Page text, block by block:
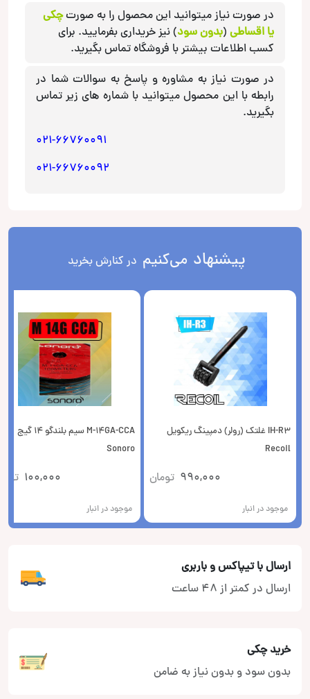
در صورت نیاز میتوانید این محصول را به صورتچکی
یا اقساطی (بدون سود) نیز خریداری بفرمایید. برای
کسب اطلاعات بیشتر با فروشگاه تماس بگیرید.
در صورت نیاز به مشاوره و پاسخ به سوالات شما در
رابطه با این محصول میتوانید با شماره های زیر تماس
بگیرید.
021-66760091
021-66760092
پیشنهاد می‌کنیم در کنارش بخرید
IH-R3 غلتک (رولر) دمپینگ ریکویل
Recoil
990,000 تومان
موجود در انبار
M-14GA-CCA سیم بلندگو 14 گیج
Sonoro
100,000
موجود در انبار
ارسال با تیپاکس و باربری
ارسال در کمتر از 48 ساعت
خرید چکی
بدون سود و بدون نیاز به ضامن